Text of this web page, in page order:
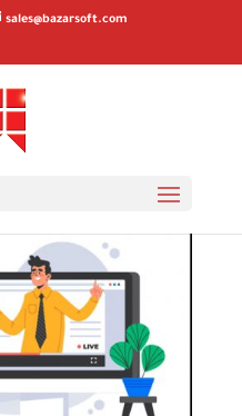
sales@bazarsoft.com